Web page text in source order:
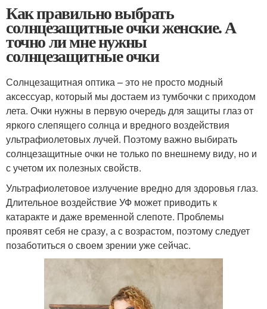
Как правильно выбрать
солнцезащитные очки женские. А
точно ли мне нужны
солнцезащитные очки
Солнцезащитная оптика – это не просто модный
аксессуар, который мы достаем из тумбочки с приходом
лета. Очки нужны в первую очередь для защиты глаз от
яркого слепящего солнца и вредного воздействия
ультрафиолетовых лучей. Поэтому важно выбирать
солнцезащитные очки не только по внешнему виду, но и
с учетом их полезных свойств.
Ультрафиолетовое излучение вредно для здоровья глаз.
Длительное воздействие УФ может приводить к
катаракте и даже временной слепоте. Проблемы
проявят себя не сразу, а с возрастом, поэтому следует
позаботиться о своем зрении уже сейчас.